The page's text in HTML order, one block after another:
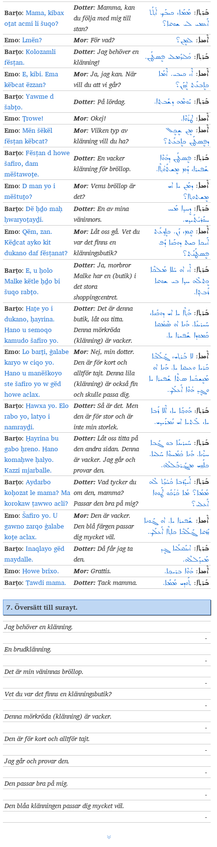
Barṯo:Mama, kibax
oṯat acmi li šuqo?
Dotter: Mamma, kan
du följa med mig till
stan?
ܒܰܪܬ݂ܐ: ܡܰܡܰܐ، ܟܝܒܰܟ݂ ܐܳܬ݂ܰܬ
ܐܰܥܡܝ ܠܝ ܫܘܩܐ؟
Emo:Lmën? Mor: För vad? ܐܶܡܐ: ܠܡܷܢ؟
Barṯo:Kolozamli
fësṭan.
Dotter: Jag behöver en
klänning! ܒܰܪܬ݂ܐ: ܟܳܠܳܙܰܡܠܝ ܦܷܣܛܰܢ.
Emo:E, kibi. Ema
këbcat ëzzan?
Mor: Ja, jag kan. När
vill du att vi går?
ܐܶܡܐ: ܐܶ، ܟܝܒܝ. ܐܶܡܰܐ
ܟܐܷܒܥܰܬ ܐܷܙܙܰܢ؟
Barṯo:Yawme d
šabṯo.
Dotter: På lördag. ܒܰܪܬ݂ܐ: ܝܰܘܡܶܗ ܕܫܰܒܬ݂ܐ.
Emo:Ṭrowe! Mor: Okej! ܐܶܡܐ: ܛܪܳܘܶܐ.
Emo:Mën šëkël
fësṭan këbcat?
Mor: Vilken typ av
klänning vill du ha?
ܐܶܡܐ: ܡܷܢ ܫܷܟܷܠ
ܕܦܷܣܛܰܢ ܟܐܷܒܥܰܬ؟
Barṯo:Fësṭan d howe
šafiro, dam
mëštawoṯe.
Dotter: En vacker
klänning för bröllop.
ܒܰܪܬ݂ܐ: ܦܷܣܛܰܢ ܕܗܳܘܶܐ
ܫܰܦܝܪܐ، ܕܰܡ ܡܷܫܬܰܘܳܬ݂ܶܐ.
Emo:D man yo i
mëštuṯo?
Mor: Vems bröllop är
det?
ܐܶܡܐ: ܕܡܰܢ ܝܐ ܐܝ
ܡܷܫܬܘܬ݂ܐ؟
Barṯo:Dë ḥḏo maḥ
ḥwaryoṯayḏi.
Dotter: En av mina
väninnors.
ܒܰܪܬ݂ܐ: ܕܷܚܕ݂ܐ ܡܰܚ
ܚܘܰܪܝܳܬ݂ܰܝܕ݂ܝ.
Emo:Qëm, zan.
Këḏcat ayko kit
dukano daf fësṭanat?
Mor: Låt oss gå. Vet du
var det finns en
klänningsbutik?
ܐܶܡܐ: ܩܷܡ، ܙܰܢ. ܟܐܷܕ݂ܥܰܬ
ܐܰܝܟܐ ܟܝܬ ܕܘܟܰܢܐ ܕܰܦ
ܦܷܣܛܰܢܰܬ؟
Barṯo:E, u ḥolo
Malke këtle ḥḏo bi
šuqo rabṯo.
Dotter: Ja, morbror
Malke har en (butik) i
det stora
shoppingcentret.
ܒܰܪܬ݂ܐ: ܐܶ، ܐܘ ܚܳܠܐ ܡܰܠܟܶܐ
ܟܷܬܠܶܗ ܚܕ݂ܐ ܒܝ ܫܘܩܐ
ܪܰܒܬܼܐ.
Barṯo:Haṯe yo i
dukano, ḥayrina.
Hano u semoqo
kamudo šafiro yo.
Dotter: Det är denna
butik, låt oss titta.
Denna mörkröda
(klänning) är vacker.
ܒܰܪܬ݂ܐ: ܗܰܬ݂ܶܐ ܝܐ ܐܝ ܕܘܟܰܢܐ،
ܚܰܝܪܝܢܰܐ. ܗܰܢܐ ܐܘ ܣܶܡܳܩܐ
ܟܰܡܘܕܐ ܫܰܦܝܪܐ ܝܐ.
Emo:Lo barṯi, ġalabe
karyo w ciqo yo.
Hano u manëškoyo
ste šafiro yo w gëd
howe aclax.
Mor: Nej, min dotter.
Den är för kort och
alltför tajt. Denna lila
(klänning) är också fin
och skulle passa dig.
ܐܶܡܐ: ܠܐ ܒܰܪܬ݂ܝ، ܓ݂ܰܠܰܒܶܐ
ܟܰܪܝܐ ܘܥܝܩܐ ܝܐ. ܗܰܢܐ ܐܘ
ܡܰܢܷܫܟܳܝܐ ܣܬܶܐ ܫܰܦܝܪܐ ܝܐ
ܘܓܷܕ ܗܳܘܶܐ ܐܰܥܠܰܟ݂.
Barṯo:Hawxa yo. Elo
rabo yo, latyo i
namrayḏi.
Dotter:Så är det. Men
den är för stor och är
inte min storlek.
ܒܰܪܬ݂ܐ:ܗܰܘܟ݂ܰܐ ܝܐ، ܐܶܠܐ ܪܰܒܐ
ܝܐ، ܠܰܬܝܐ ܐܝ ܢܰܡܪܰܝܕ݂ܝ.
Barṯo:Ḥayrina bu
gabo ḥreno. Hano
komaḥwe ḥalyo.
Kazzi mjarballe.
Dotter:Låt oss titta på
den andra sidan. Denna
är vacker. Jag går och
provar den.
ܒܰܪܬ݂ܐ: ܚܰܝܪܝܢܰܐ ܒܘ ܓܰܒܐ
ܚܪܶܢܐ. ܗܰܢܐ ܟܳܡܰܚܘܶܐ ܚܰܠܝܐ.
ܟܐܰܙܙܝ ܡܔܰܪܒܰܠܠܶܗ.
Barṯo:Aydarbo
koḥozat le mama? Ma
korokaw ṭawwo acli?
Dotter: Vad tycker du
om den, mamma?
Passar den bra på mig?
ܒܰܪܬ݂ܐ: ܐܰܝܕܰܪܒܐ ܟܳܚܳܙܰܬ ܠܶܗ
ܡܰܡܰܐ؟ ܡܰܐ ܟܳܪܳܟܰܘ ܛܰܘܘܐ
ܐܰܥܠܝ؟
Emo:Šafiro yo. U
gawno zarqo ġalabe
koṯe aclax.
Mor:Den är vacker.
Den blå färgen passar
dig mycket väl.
ܐܶܡܐ: ܫܰܦܝܪܐ ܝܐ. ܐܘ ܓܰܘܢܐ
ܙܰܪܩܐ ܓ݂ܰܠܰܒܶܐ ܟܐܬ݂ܶܐ ܐܰܥܠܰܟ݂.
Barṯo:Inaqlayo gëd
maydalle.
Dotter:Då får jag ta
den.
ܒܰܪܬ݂ܐ: ܐܝܢܰܩܠܰܝܐ ܓܷܕ
ܡܰܝܕܰܠܠܶܗ.
Emo:Howe brixo. Mor:Grattis. ܐܶܡܐ: ܗܳܘܶܐ ܒܪܝܟ݂ܐ.
Barṯo:Tawdi mama. Dotter: Tack mamma. ܒܰܪܬ݂ܐ: ܬܰܘܕܝ ܡܰܡܰܐ.
7. Översätt till surayt.
Jag behöver en klänning.
-
En brudklänning.
-
Det är min väninnas bröllop.
-
Vet du var det finns en klänningsbutik?
-
Denna mörkröda (klänning) är vacker.
-
Den är för kort och alltför tajt.
-
Jag går och provar den.
-
Den passar bra på mig.
-
Den blåa klänningen passar dig mycket väl.
-